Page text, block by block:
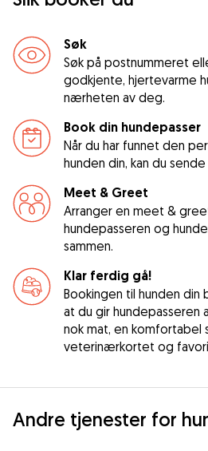
Søk
Søk på postnummeret
godkjente, hjertevarme
nærheten av deg.
Book din hundepasser
Når du har funnet den
hunden din, kan du
Meet & Greet
Arranger en meet &
hundepasseren og
sammen.
Klar ferdig gå!
Bookingen til hunden din
at du gir hundepasseren
nok mat, en komfortabel
veterinærkortet og
Andre tjenester for